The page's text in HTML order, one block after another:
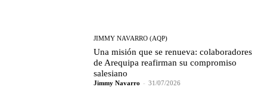
JIMMY NAVARRO (AQP)
Una misión que se renueva: colaboradores
de Arequipa reafirman su compromiso
salesiano
Jimmy Navarro - 31/07/2026